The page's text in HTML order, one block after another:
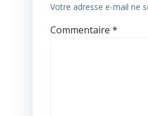
Votre adresse e-mail ne
Commentaire *